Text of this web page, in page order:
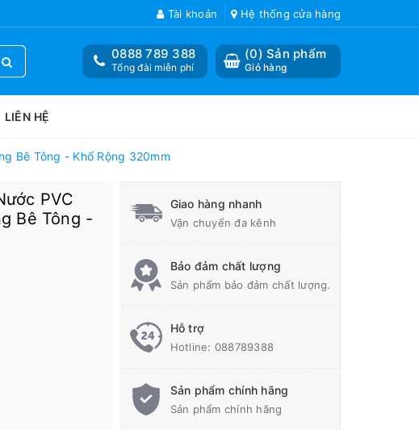
Tài khoản Hệ thống cửa hàng
(0) Sản phẩm
Giỏ hàng
0888 789 388
Tổng đài miễn phí
LIÊN HỆ
Bê Tông - Khổ Rộng 320mm
PVC
Bê Tông -
Giao hàng nhanh
Vận chuyển đa kênh
Bảo đảm chất lượng
Sản phẩm bảo đảm chất lượng.
Hỗ trợ
Hotline: 088789388
Sản phẩm chính hãng
Sản phẩm chính hãng